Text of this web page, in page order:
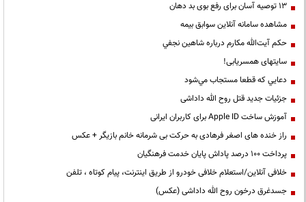
13 توصیه آسان برای رفع بوی بد دهان
مشاهده سامانه آنلاين سوابق بیمه
حكم آيت‌الله مكارم درباره شاهين نجفي
سایتهای همسریابی!
دعايي كه قطعا مستجاب مي‌شود
جزئیات جدید قتل روح الله داداشی
آموزش ساخت Apple ID برای کاربران ایرانی
راز خنده های اصغر فرهادی به حرکت بی شرمانه خانم بازیگر + عکس
پرداخت ۱۰۰ درصد پاداش پایان خدمت فرهنگیان
خلافی آنلاین/استعلام خلافی خودرو از طریق اینترنت، پیام کوتاه ، تلفن
جسدغرق درخون روح الله داداشی (عکس)